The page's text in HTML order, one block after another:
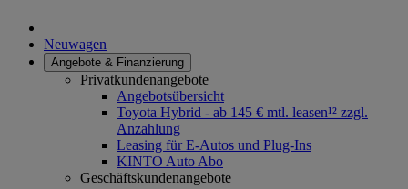
Neuwagen
Angebote & Finanzierung
Privatkundenangebote
Angebotsübersicht
Toyota Hybrid - ab 145 € mtl. leasen¹² zzgl.
Anzahlung
Leasing für E-Autos und Plug-Ins
KINTO Auto Abo
Geschäftskundenangebote